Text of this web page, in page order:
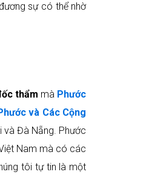
sự có thể nhờ
thẩm mà Phước
và Các Cộng
và Đà Nẵng. Phước
Nam mà có các
tôi tự tin là một